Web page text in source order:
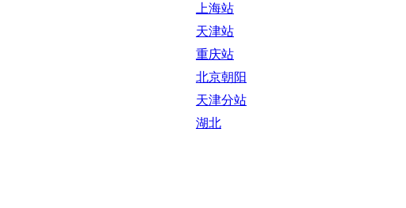
上海站
天津站
重庆站
北京朝阳
天津分站
湖北